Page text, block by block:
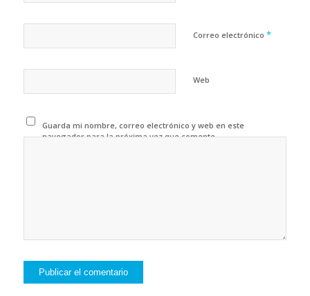
Correo electrónico *
Web
Guarda mi nombre, correo electrónico y web en este
navegador para la próxima vez que comente.